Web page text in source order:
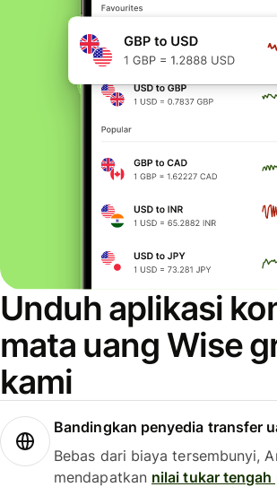
Unduh aplikasi
mata uang Wise
kami
Bandingkan penyedia transfer
Bebas dari biaya tersembunyi,
mendapatkan nilai tukar tengah